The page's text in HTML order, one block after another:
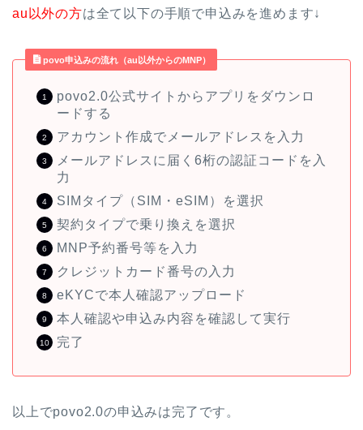
au以外の方は全て以下の手順で申込みを進めます↓
povo申込みの流れ（au以外からのMNP）
povo2.0公式サイトからアプリをダウンロ
ードする
アカウント作成でメールアドレスを入力
メールアドレスに届く6桁の認証コードを入
力
SIMタイプ（SIM・eSIM）を選択
契約タイプで乗り換えを選択
MNP予約番号等を入力
クレジットカード番号の入力
eKYCで本人確認アップロード
本人確認や申込み内容を確認して実行
完了
以上でpovo2.0の申込みは完了です。